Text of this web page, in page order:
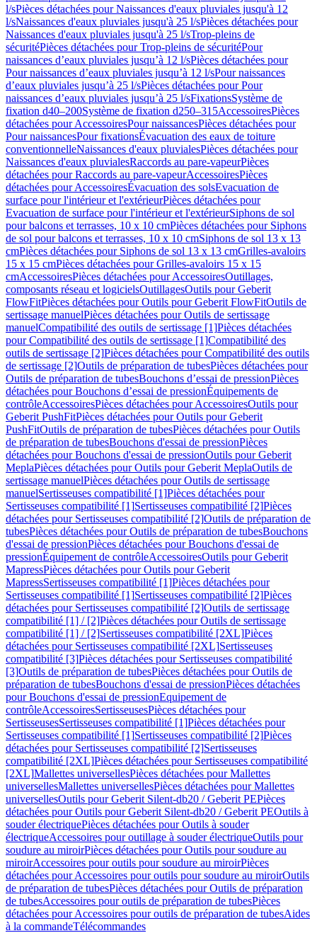
l/sPièces détachées pour Naissances d'eaux pluviales jusqu'à 12
l/sNaissances d'eaux pluviales jusqu'à 25 l/sPièces détachées pour
Naissances d'eaux pluviales jusqu'à 25 l/sTrop-pleins de
sécuritéPièces détachées pour Trop-pleins de sécuritéPour
naissances d’eaux pluviales jusqu’à 12 l/sPièces détachées pour
Pour naissances d’eaux pluviales jusqu’à 12 l/sPour naissances
d’eaux pluviales jusqu’à 25 l/sPièces détachées pour Pour
naissances d’eaux pluviales jusqu’à 25 l/sFixationsSystème de
fixation d40–200Système de fixation d250–315AccessoiresPièces
détachées pour AccessoiresPour naissancesPièces détachées pour
Pour naissancesPour fixationsÉvacuation des eaux de toiture
conventionnelleNaissances d'eaux pluvialesPièces détachées pour
Naissances d'eaux pluvialesRaccords au pare-vapeurPièces
détachées pour Raccords au pare-vapeurAccessoiresPièces
détachées pour AccessoiresÉvacuation des solsEvacuation de
surface pour l'intérieur et l'extérieurPièces détachées pour
Evacuation de surface pour l'intérieur et l'extérieurSiphons de sol
pour balcons et terrasses, 10 x 10 cmPièces détachées pour Siphons
de sol pour balcons et terrasses, 10 x 10 cmSiphons de sol 13 x 13
cmPièces détachées pour Siphons de sol 13 x 13 cmGrilles-avaloirs
15 x 15 cmPièces détachées pour Grilles-avaloirs 15 x 15
cmAccessoiresPièces détachées pour AccessoiresOutillages,
composants réseau et logicielsOutillagesOutils pour Geberit
FlowFitPièces détachées pour Outils pour Geberit FlowFitOutils de
sertissage manuelPièces détachées pour Outils de sertissage
manuelCompatibilité des outils de sertissage [1]Pièces détachées
pour Compatibilité des outils de sertissage [1]Compatibilité des
outils de sertissage [2]Pièces détachées pour Compatibilité des outils
de sertissage [2]Outils de préparation de tubesPièces détachées pour
Outils de préparation de tubesBouchons d’essai de pressionPièces
détachées pour Bouchons d’essai de pressionÉquipements de
contrôleAccessoiresPièces détachées pour AccessoiresOutils pour
Geberit PushFitPièces détachées pour Outils pour Geberit
PushFitOutils de préparation de tubesPièces détachées pour Outils
de préparation de tubesBouchons d'essai de pressionPièces
détachées pour Bouchons d'essai de pressionOutils pour Geberit
MeplaPièces détachées pour Outils pour Geberit MeplaOutils de
sertissage manuelPièces détachées pour Outils de sertissage
manuelSertisseuses compatibilité [1]Pièces détachées pour
Sertisseuses compatibilité [1]Sertisseuses compatibilité [2]Pièces
détachées pour Sertisseuses compatibilité [2]Outils de préparation de
tubesPièces détachées pour Outils de préparation de tubesBouchons
d'essai de pressionPièces détachées pour Bouchons d'essai de
pressionÉquipement de contrôleAccessoiresOutils pour Geberit
MapressPièces détachées pour Outils pour Geberit
MapressSertisseuses compatibilité [1]Pièces détachées pour
Sertisseuses compatibilité [1]Sertisseuses compatibilité [2]Pièces
détachées pour Sertisseuses compatibilité [2]Outils de sertissage
compatibilité [1] / [2]Pièces détachées pour Outils de sertissage
compatibilité [1] / [2]Sertisseuses compatibilité [2XL]Pièces
détachées pour Sertisseuses compatibilité [2XL]Sertisseuses
compatibilité [3]Pièces détachées pour Sertisseuses compatibilité
[3]Outils de préparation de tubesPièces détachées pour Outils de
préparation de tubesBouchons d'essai de pressionPièces détachées
pour Bouchons d'essai de pressionEquipement de
contrôleAccessoiresSertisseusesPièces détachées pour
SertisseusesSertisseuses compatibilité [1]Pièces détachées pour
Sertisseuses compatibilité [1]Sertisseuses compatibilité [2]Pièces
détachées pour Sertisseuses compatibilité [2]Sertisseuses
compatibilité [2XL]Pièces détachées pour Sertisseuses compatibilité
[2XL]Mallettes universellesPièces détachées pour Mallettes
universellesMallettes universellesPièces détachées pour Mallettes
universellesOutils pour Geberit Silent-db20 / Geberit PEPièces
détachées pour Outils pour Geberit Silent-db20 / Geberit PEOutils à
souder électriquePièces détachées pour Outils à souder
électriqueAccessoires pour outillage à souder électriqueOutils pour
soudure au miroirPièces détachées pour Outils pour soudure au
miroirAccessoires pour outils pour soudure au miroirPièces
détachées pour Accessoires pour outils pour soudure au miroirOutils
de préparation de tubesPièces détachées pour Outils de préparation
de tubesAccessoires pour outils de préparation de tubesPièces
détachées pour Accessoires pour outils de préparation de tubesAides
à la commandeTélécommandes